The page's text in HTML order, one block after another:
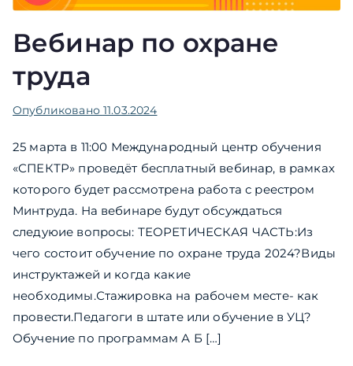
Вебинар по охране
труда
Опубликовано 11.03.2024
25 марта в 11:00 Международный центр обучения
«СПЕКТР» проведёт бесплатный вебинар, в рамках
которого будет рассмотрена работа с реестром
Минтруда. На вебинаре будут обсуждаться
следуюие вопросы: ТЕОРЕТИЧЕСКАЯ ЧАСТЬ:Из
чего состоит обучение по охране труда 2024?Виды
инструктажей и когда какие
необходимы.Стажировка на рабочем месте- как
провести.Педагоги в штате или обучение в УЦ?
Обучение по программам А Б […]